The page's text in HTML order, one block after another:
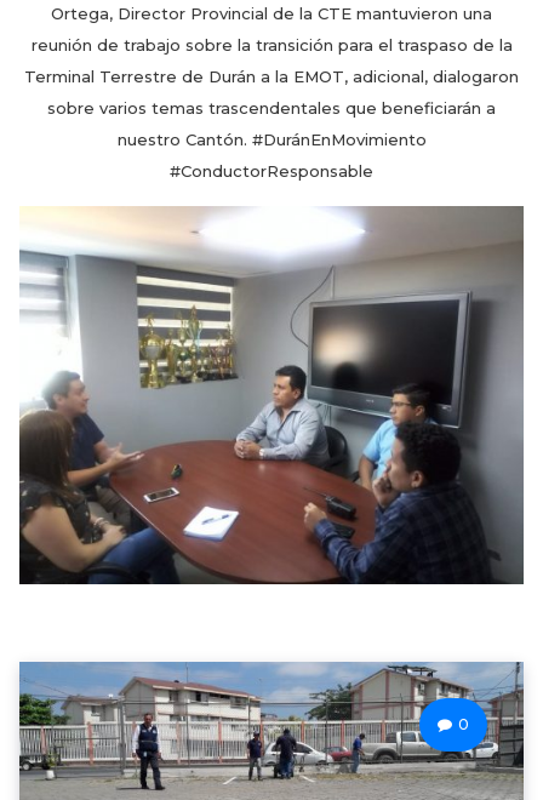
Ortega, Director Provincial de la CTE mantuvieron una
reunión de trabajo sobre la transición para el traspaso de la
Terminal Terrestre de Durán a la EMOT, adicional, dialogaron
sobre varios temas trascendentales que beneficiarán a
nuestro Cantón. #DuránEnMovimiento
#ConductorResponsable
0